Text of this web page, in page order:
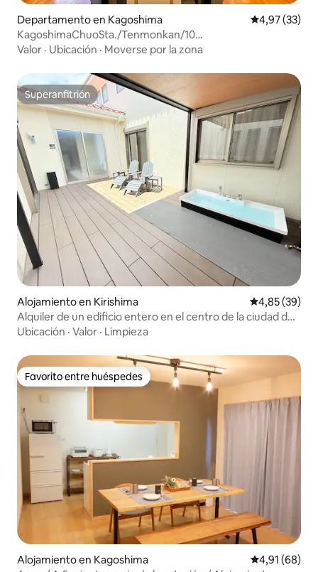
Departamento en Kagoshima Calificación
4,97 (33)
KagoshimaChuoSta./Tenmonkan/10
personas/Estacionamiento
Valor · Ubicación · Moverse por la zona
Superanfitrión
Superanfitrión
Alojamiento en Kirishima Calificación
4,85 (39)
Alquiler de un edificio entero en el centro de la ciudad de
Kirishima / Sauna privada y amplio departamento de 3
Ubicación · Valor · Limpieza
Favorito entre huéspedes
Favorito entre huéspedes
Alojamiento en Kagoshima Calificación
4,91 (68)